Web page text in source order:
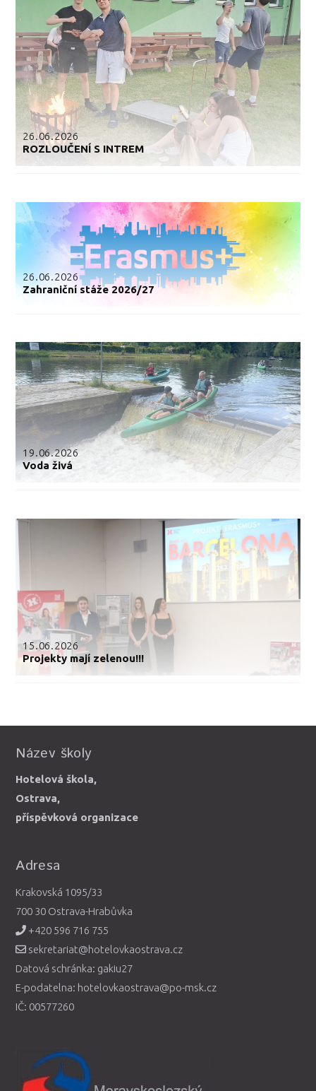
26.06.2026
ROZLOUČENÍ S INTREM
26.06.2026
Zahraniční stáže 2026/27
19.06.2026
Voda živá
15.06.2026
Projekty mají zelenou!!!
Název školy
Hotelová škola,
Ostrava,
příspěvková organizace
Adresa
Krakovská 1095/33
700 30 Ostrava-Hrabůvka
+420 596 716 755
sekretariat@hotelovkaostrava.cz
Datová schránka: gakiu27
E-podatelna: hotelovkaostrava@po-msk.cz
IČ: 00577260